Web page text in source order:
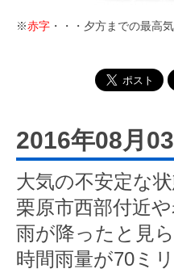
※赤字 ・・・夕方までの最高
2016年08月
大気の不安定な
栗原市西部付近
雨が降ったと見
時間雨量が70ミ